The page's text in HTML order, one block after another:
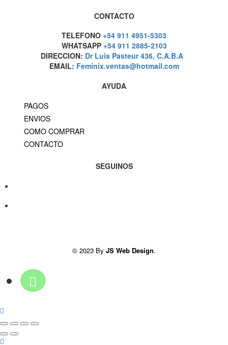
CONTACTO
TELEFONO +54 911 4951-5303
WHATSAPP +54 911 2885-2103
DIRECCION: Dr Luis Pasteur 436, C.A.B.A
EMAIL: Feminix.ventas@hotmail.com
AYUDA
PAGOS
ENVIOS
COMO COMPRAR
CONTACTO
SEGUINOS
© 2023 By JS Web Design.